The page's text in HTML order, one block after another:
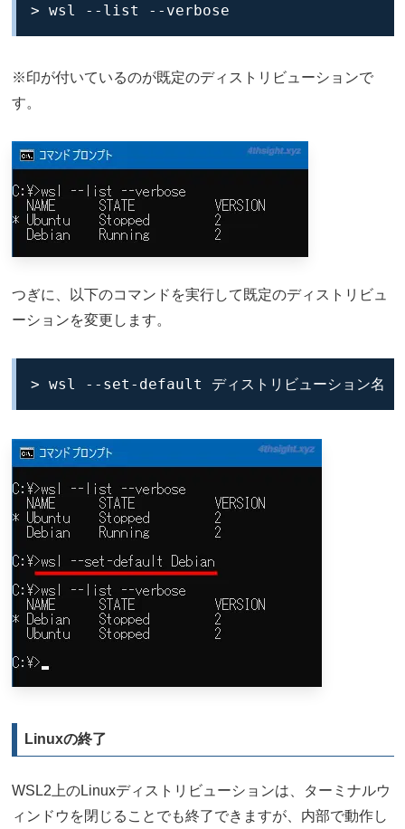
> wsl --list --verbose
※印が付いているのが既定のディストリビューションで
す。
つぎに、以下のコマンドを実行して既定のディストリビュ
ーションを変更します。
> wsl --set-default ディストリビューション名
Linuxの終了
WSL2上のLinuxディストリビューションは、ターミナルウ
ィンドウを閉じることでも終了できますが、内部で動作し